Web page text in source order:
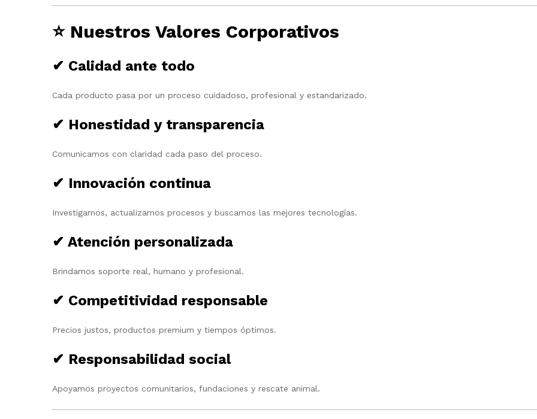
⭐ Nuestros Valores Corporativos
✔ Calidad ante todo
Cada producto pasa por un proceso cuidadoso, profesional y estandarizado.
✔ Honestidad y transparencia
Comunicamos con claridad cada paso del proceso.
✔ Innovación continua
Investigamos, actualizamos procesos y buscamos las mejores tecnologías.
✔ Atención personalizada
Brindamos soporte real, humano y profesional.
✔ Competitividad responsable
Precios justos, productos premium y tiempos óptimos.
✔ Responsabilidad social
Apoyamos proyectos comunitarios, fundaciones y rescate animal.